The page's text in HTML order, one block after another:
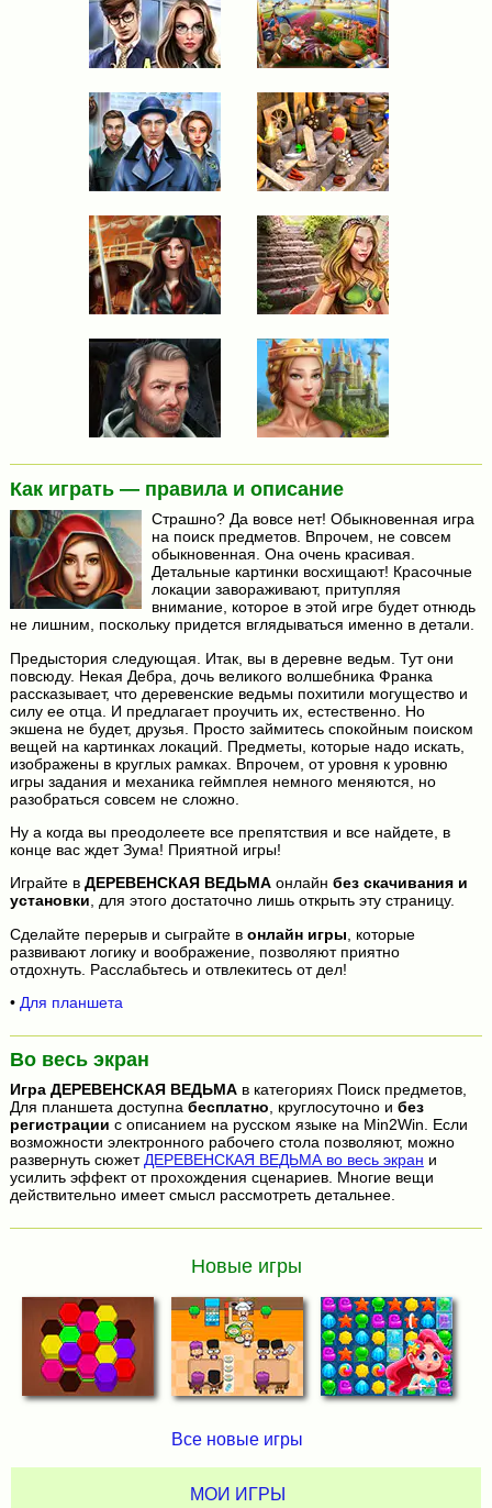
Как играть — правила и описание
Страшно? Да вовсе нет! Обыкновенная игра
на поиск предметов. Впрочем, не совсем
обыкновенная. Она очень красивая.
Детальные картинки восхищают! Красочные
локации завораживают, притупляя
внимание, которое в этой игре будет отнюдь
не лишним, поскольку придется вглядываться именно в детали.
Предыстория следующая. Итак, вы в деревне ведьм. Тут они
повсюду. Некая Дебра, дочь великого волшебника Франка
рассказывает, что деревенские ведьмы похитили могущество и
силу ее отца. И предлагает проучить их, естественно. Но
экшена не будет, друзья. Просто займитесь спокойным поиском
вещей на картинках локаций. Предметы, которые надо искать,
изображены в круглых рамках. Впрочем, от уровня к уровню
игры задания и механика геймплея немного меняются, но
разобраться совсем не сложно.
Ну а когда вы преодолеете все препятствия и все найдете, в
конце вас ждет Зума! Приятной игры!
Играйте в ДЕРЕВЕНСКАЯ ВЕДЬМАонлайн без скачивания и
установки, для этого достаточно лишь открыть эту страницу.
Сделайте перерыв и сыграйте в онлайн игры , которые
развивают логику и воображение, позволяют приятно
отдохнуть. Расслабьтесь и отвлекитесь от дел!
• Для планшета
Во весь экран
Игра ДЕРЕВЕНСКАЯ ВЕДЬМАв категориях Поиск предметов,
Для планшета доступна бесплатно, круглосуточно и без
регистрации с описанием на русском языке на Min2Win. Если
возможности электронного рабочего стола позволяют, можно
развернуть сюжетДЕРЕВЕНСКАЯ ВЕДЬМА во весь экран и
усилить эффект от прохождения сценариев. Многие вещи
действительно имеет смысл рассмотреть детальнее.
Новые игры
Все новые игры
МОИ ИГРЫ